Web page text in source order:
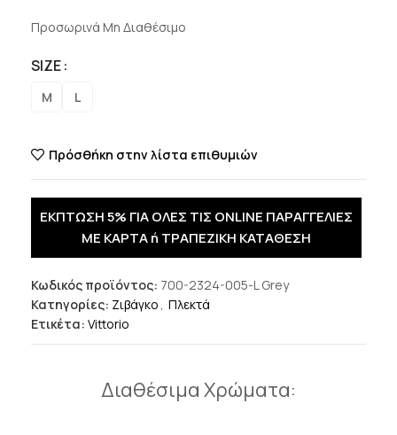
Προσωρινά Μη Διαθέσιμο
SIZE
M L
Πρόσθήκη στην λίστα επιθυμιών
ΕΚΠΤΩΣΗ 5% ΓΙΑ ΟΛΕΣ ΤΙΣ ONLINE ΠΑΡΑΓΓΕΛΙΕΣ
ΜΕ ΚΑΡΤΑ ή ΤΡΑΠΕΖΙΚΗ ΚΑΤΑΘΕΣΗ
Κωδικός προϊόντος: 700-2324-005-L Grey
Κατηγορίες: Ζιβάγκο , Πλεκτά
Ετικέτα: Vittorio
Διαθέσιμα Χρώματα: